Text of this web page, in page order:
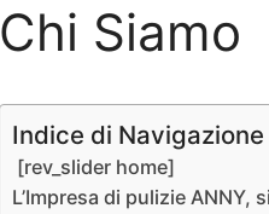
Chi Siamo
Indice di
[rev_slider home]
L’Impresa di pulizie